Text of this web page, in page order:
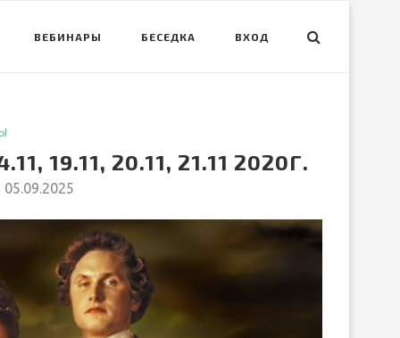
ВЕБИНАРЫ БЕСЕДКА ВХОД
19.11, 20.11, 21.11 2020Г.
05.09.2025